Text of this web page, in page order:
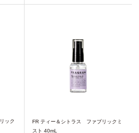
ック
FR ティー＆シトラス ファブリックミ
スト 40mL